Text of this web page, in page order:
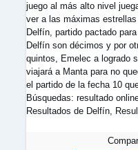
juego al más alto nivel
ver a las máximas
Delfín, partido pactado
Delfín son décimos y por
quintos, Emelec a logrado
viajará a Manta para no
el partido de la fecha 10
Búsquedas: resultado
Resultados de Delfín,